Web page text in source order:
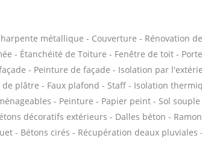
métallique - Couverture - Rénovation
- Étanchéité de Toiture - Fenêtre de toit -
- Peinture de façade - Isolation par
plâtre - Faux plafond - Staff - Isolation
- Peinture - Papier peint - Sol
décoratifs extérieurs - Dalles béton -
- Bétons cirés - Récupération deaux pluviales